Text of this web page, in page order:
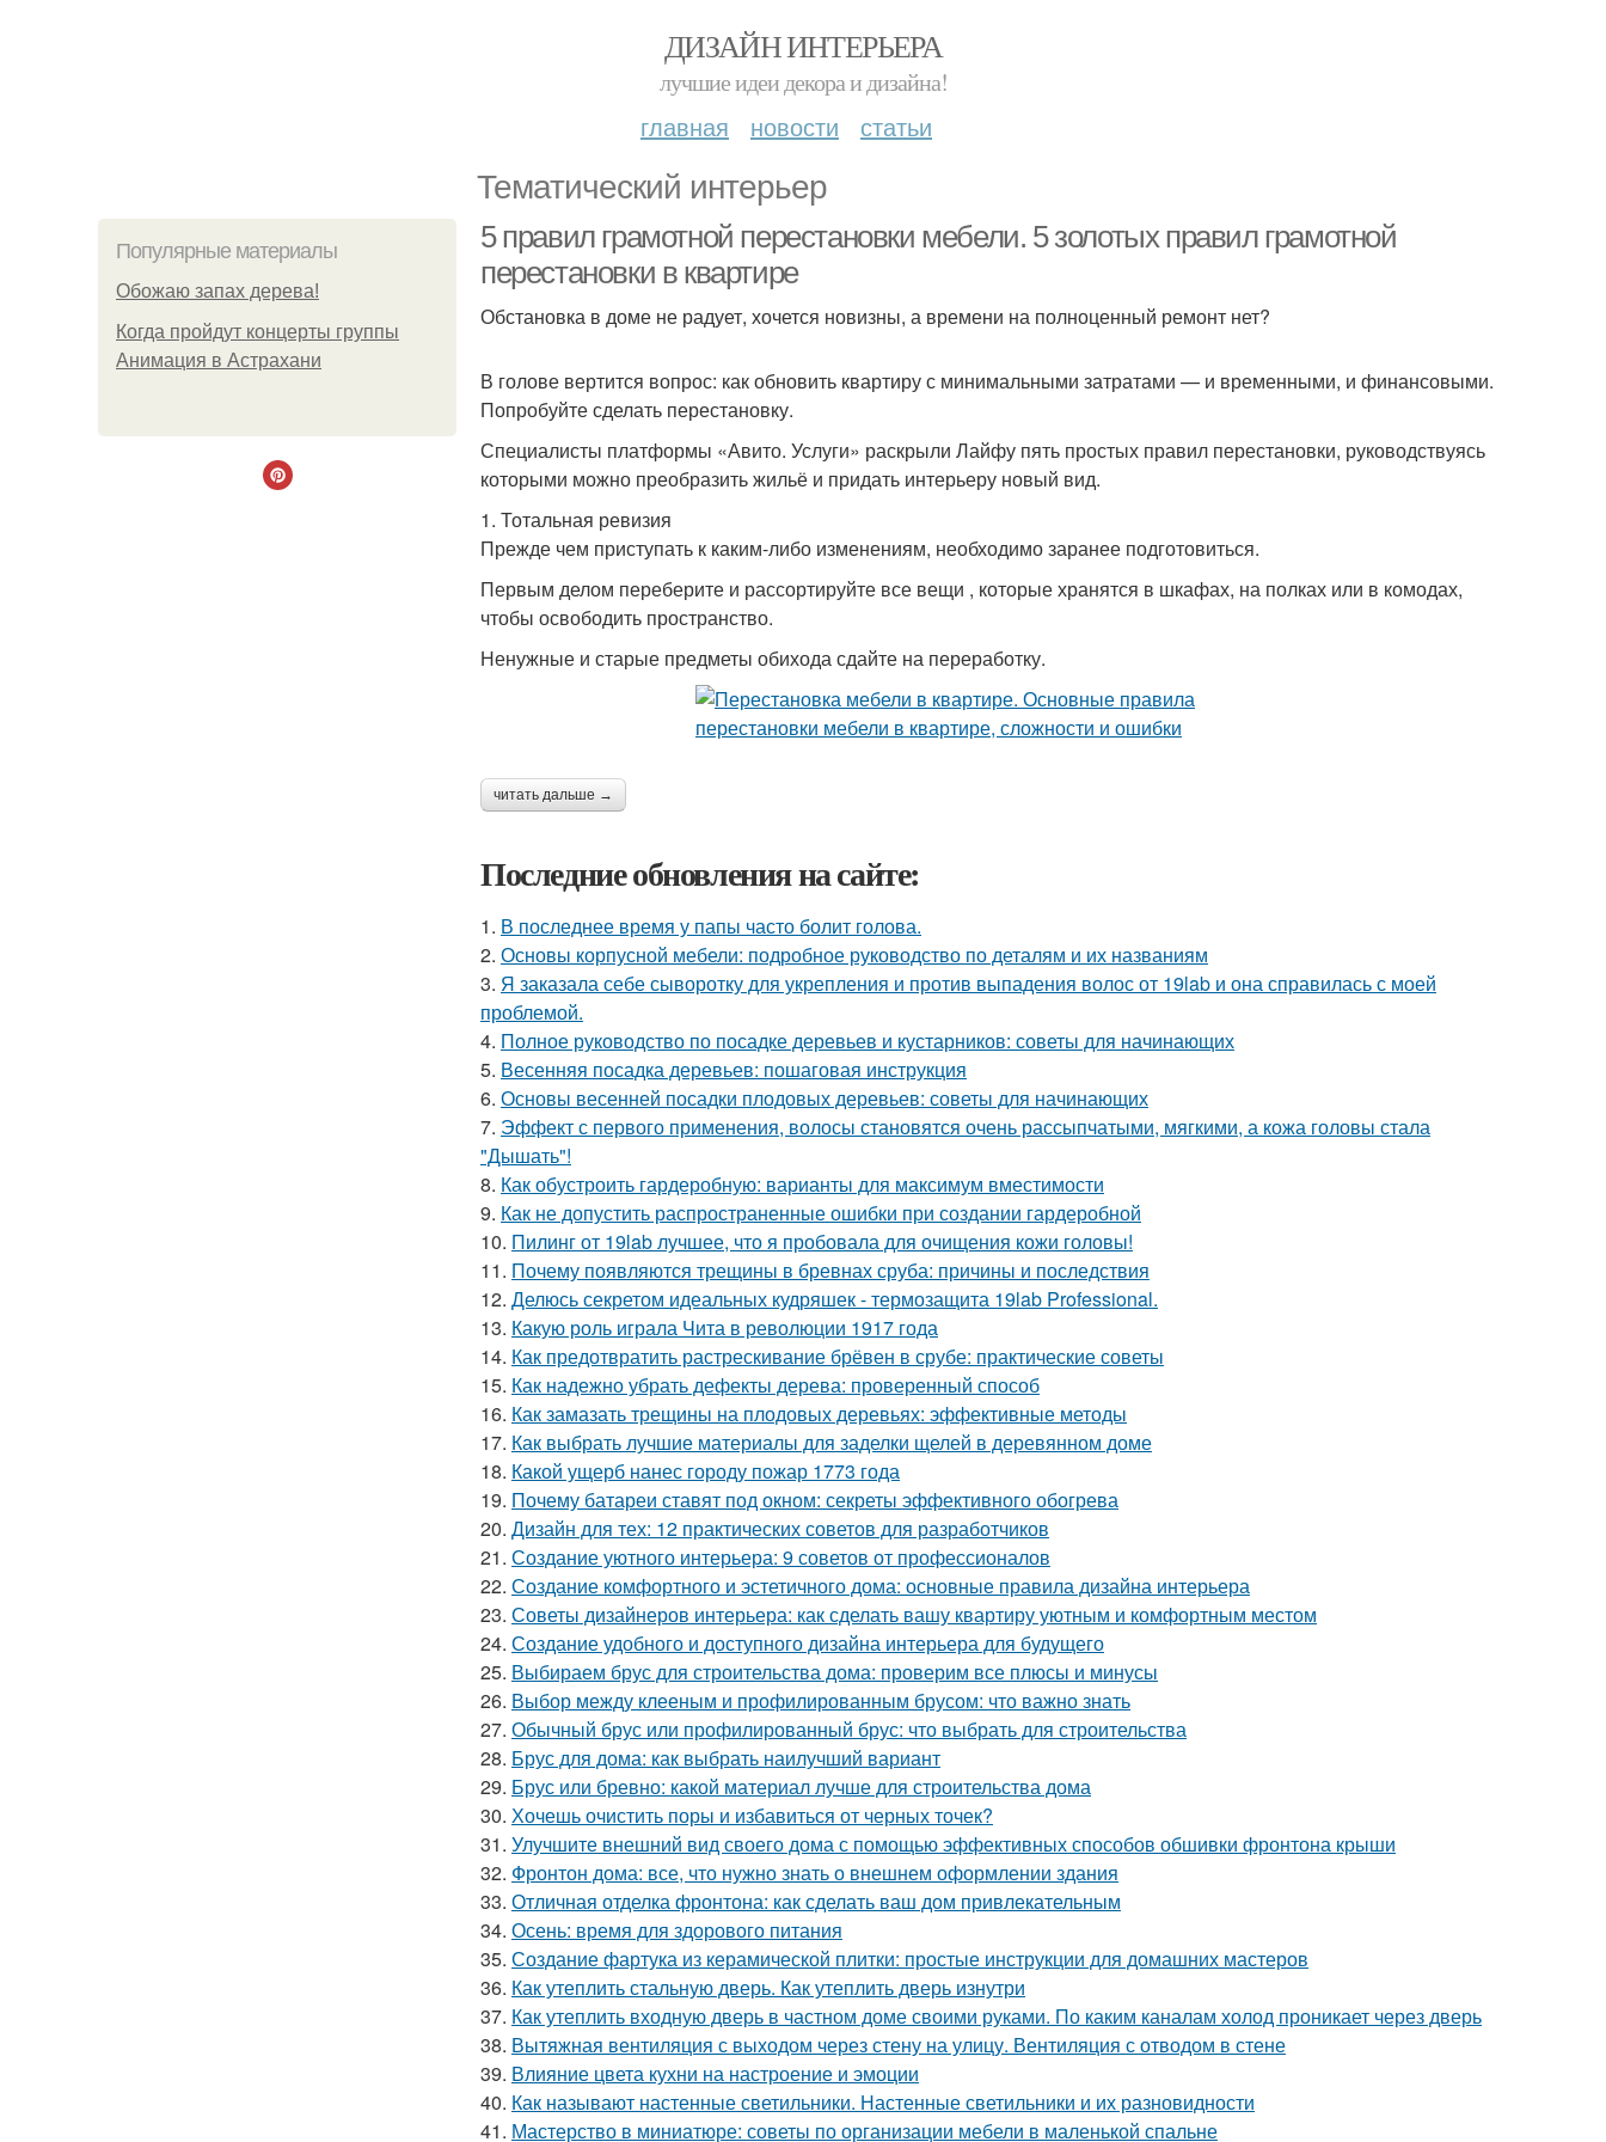
ДИЗАЙН ИНТЕРЬЕРА
лучшие идеи декора и дизайна!
главная новости статьи
Тематический интерьер
Популярные материалы
Обожaю зaпах деpева!
Когда пройдут концерты группы
Анимация в Астрахани
5 правил грамотной перестановки мебели. 5 золотых правил грамотной
перестановки в квартире
Обстановка в доме не радует, хочется новизны, а времени на полноценный ремонт нет?
В голове вертится вопрос: как обновить квартиру с минимальными затратами — и временными, и финансовыми.
Попробуйте сделать перестановку.
Специалисты платформы «Авито. Услуги» раскрыли Лайфу пять простых правил перестановки, руководствуясь
которыми можно преобразить жильё и придать интерьеру новый вид.
1. Тотальная ревизия
Прежде чем приступать к каким-либо изменениям, необходимо заранее подготовиться.
Первым делом переберите и рассортируйте все вещи , которые хранятся в шкафах, на полках или в комодах,
чтобы освободить пространство.
Ненужные и старые предметы обихода сдайте на переработку.
читать дальше →
Последние обновления на сайте:
1. В последнее время у папы часто болит голова.
2. Основы корпусной мебели: подробное руководство по деталям и их названиям
3. Я заказала себе сыворотку для укрепления и против выпадения волос от 19lab и она справилась с моей
проблемой.
4. Полное руководство по посадке деревьев и кустарников: советы для начинающих
5. Весенняя посадка деревьев: пошаговая инструкция
6. Основы весенней посадки плодовых деревьев: советы для начинающих
7. Эффект с первого применения, волосы становятся очень рассыпчатыми, мягкими, а кожа головы стала
"Дышать"!
8. Как обустроить гардеробную: варианты для максимум вместимости
9. Как не допустить распространенные ошибки при создании гардеробной
10. Пилинг от 19lab лучшее, что я пробовала для очищения кожи головы!
11. Почему появляются трещины в бревнах сруба: причины и последствия
12. Делюсь секретом идеальных кудряшек - термозащита 19lab Professional.
13. Какую роль играла Чита в революции 1917 года
14. Как предотвратить растрескивание брёвен в срубе: практические советы
15. Как надежно убрать дефекты дерева: проверенный способ
16. Как замазать трещины на плодовых деревьях: эффективные методы
17. Как выбрать лучшие материалы для заделки щелей в деревянном доме
18. Какой ущерб нанес городу пожар 1773 года
19. Почему батареи ставят под окном: секреты эффективного обогрева
20. Дизайн для тех: 12 практических советов для разработчиков
21. Создание уютного интерьера: 9 советов от профессионалов
22. Создание комфортного и эстетичного дома: основные правила дизайна интерьера
23. Советы дизайнеров интерьера: как сделать вашу квартиру уютным и комфортным местом
24. Создание удобного и доступного дизайна интерьера для будущего
25. Выбираем брус для строительства дома: проверим все плюсы и минусы
26. Выбор между клееным и профилированным брусом: что важно знать
27. Обычный брус или профилированный брус: что выбрать для строительства
28. Брус для дома: как выбрать наилучший вариант
29. Брус или бревно: какой материал лучше для строительства дома
30. Хочешь очистить поры и избавиться от черных точек?
31. Улучшите внешний вид своего дома с помощью эффективных способов обшивки фронтона крыши
32. Фронтон дома: все, что нужно знать о внешнем оформлении здания
33. Отличная отделка фронтона: как сделать ваш дом привлекательным
34. Осень: время для здорового питания
35. Создание фартука из керамической плитки: простые инструкции для домашних мастеров
36. Как утеплить стальную дверь. Как утеплить дверь изнутри
37. Как утеплить входную дверь в частном доме своими руками. По каким каналам холод проникает через дверь
38. Вытяжная вентиляция с выходом через стену на улицу. Вентиляция с отводом в стене
39. Влияние цвета кухни на настроение и эмоции
40. Как называют настенные светильники. Настенные светильники и их разновидности
41. Мастерство в миниатюре: советы по организации мебели в маленькой спальне